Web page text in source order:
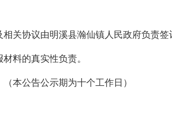
协议由明溪县瀚仙镇人民政府负责签
的真实性负责。
公告公示期为十个工作日）